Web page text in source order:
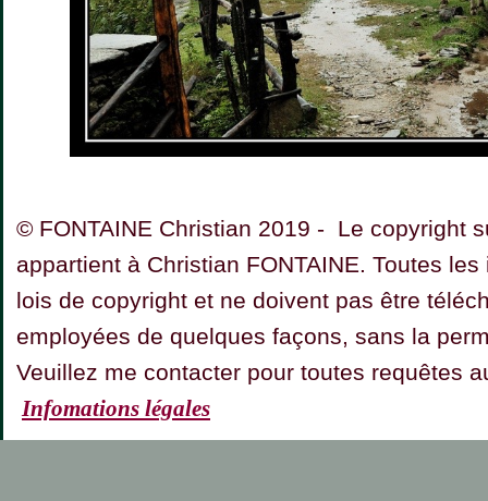
© FONTAINE Christian 2019 - Le copyright
appartient à Christian FONTAINE. Toutes
lois de copyright et ne doivent pas être
employées de quelques façons, sans la
Veuillez me contacter pour toutes
Infomations légales